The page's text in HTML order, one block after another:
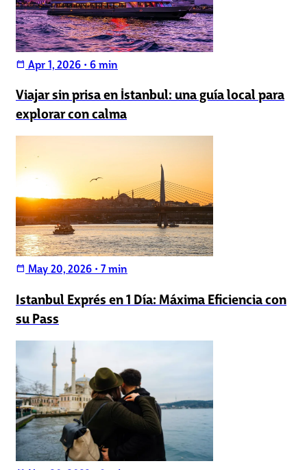
calendar_today Apr 1, 2026 • 6 min
Viajar sin prisa en İstanbul: una guía local para
explorar con calma
calendar_today May 20, 2026 • 7 min
Istanbul Exprés en 1 Día: Máxima Eficiencia con
su Pass